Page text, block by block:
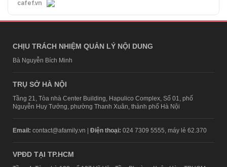
cafef.vn
CHỊU TRÁCH NHIỆM QUẢN LÝ NỘI DUNG
Bà Nguyễn Bích Minh
TRỤ SỞ HÀ NỘI
Tầng 21, Tòa nhà Center Building, Hapulico Complex, Số 01, phố
Nguyễn Huy Tưởng, phường Thanh Xuân, thành phố Hà Nội
Email: contact@afamily.vn | Điện thoại: 024 7309 5555, máy lẻ 62.370
VPĐD TẠI TP.HCM